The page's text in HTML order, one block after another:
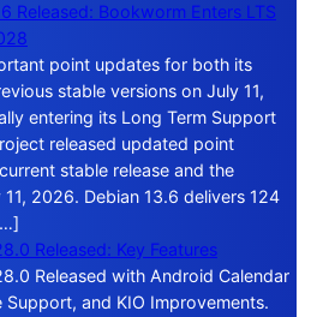
Released: Bookworm Enters LTS
point updates for both its
stable versions on July 11,
entering its Long Term Support
released updated point
stable release and the
2026. Debian 13.6 delivers 124
Released: Key Features
Released with Android Calendar
Support, and KIO Improvements.